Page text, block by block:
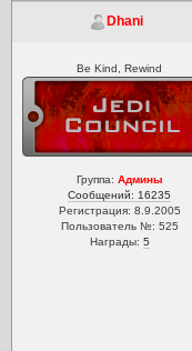
Dhani
Be Kind, Rewind
Группа: Админы
Сообщений: 16235
Регистрация: 8.9.2005
Пользователь №: 525
Награды: 5